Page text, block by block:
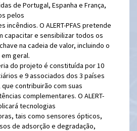
de Portugal, Espanha e França,
pelos
incêndios. O ALERT-PFAS pretende
capacitar e sensibilizar todos os
na cadeia de valor, incluindo o
geral.
do projeto é constituída por 10
e 9 associados dos 3 países
que contribuirão com suas
complementares. O ALERT-
tecnologias
tais como sensores ópticos,
de adsorção e degradação,